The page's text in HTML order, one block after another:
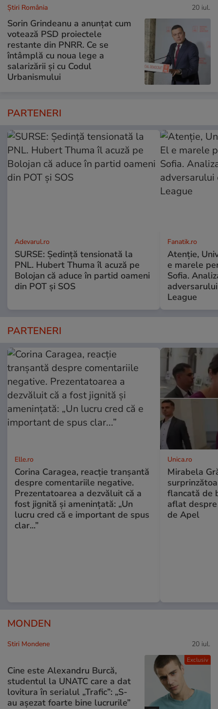
Știri România 20 iul.
Sorin Grindeanu a anunțat cum
votează PSD proiectele
restante din PNRR. Ce se
întâmplă cu noua lege a
salarizării și cu Codul
Urbanismului
PARTENERI
Adevarul.ro
SURSE: Ședință tensionată la
PNL. Hubert Thuma îl acuză pe
Bolojan că aduce în partid oameni
din POT și SOS
Fanatik.ro
Atenţie,
e marele
Sofia.
League
PARTENERI
Elle.ro
Corina Caragea, reacție tranșantă
despre comentariile negative.
Prezentatoarea a dezvăluit că a
fost jignită și amenințată: „Un
lucru cred că e important de spus
clar...”
Unica.ro
Mirabela
flancată de
aflat
de Apel
MONDEN
Exclusiv
Stiri Mondene 20 iul.
Cine este Alexandru Burcă,
studentul la UNATC care a dat
lovitura în serialul „Trafic”: „S-
au așezat foarte bine lucrurile”